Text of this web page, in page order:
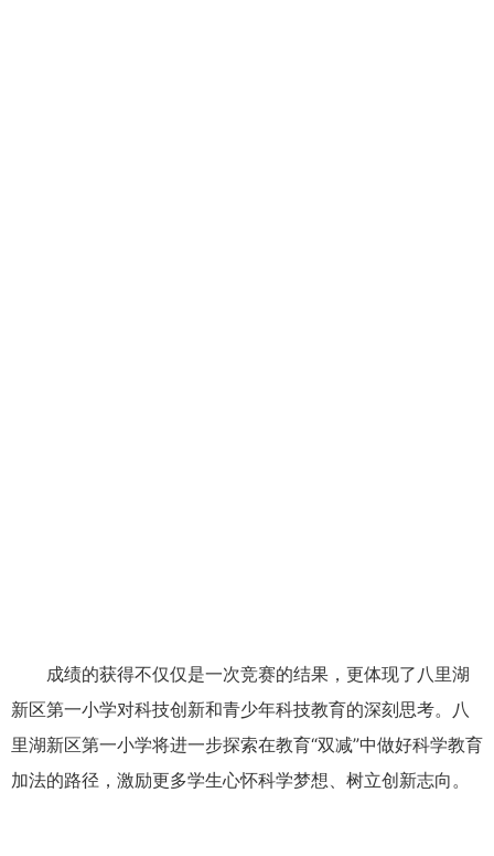
成绩的获得不仅仅是一次竞赛的结果，更体现了八里湖
新区第一小学对科技创新和青少年科技教育的深刻思考。八
里湖新区第一小学将进一步探索在教育“双减”中做好科学教育
加法的路径，激励更多学生心怀科学梦想、树立创新志向。